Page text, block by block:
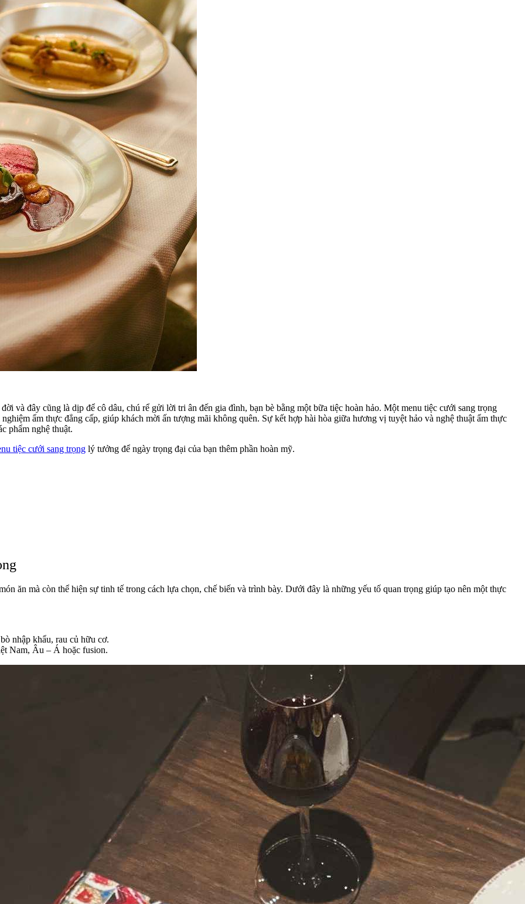
và đây cũng là dịp để cô dâu, chú rể gửi lời tri ân đến gia đình, bạn bè bằng một bữa tiệc hoàn hảo. Một menu tiệc cưới sang trọng
ẩm thực đẳng cấp, giúp khách mời ấn tượng mãi không quên. Sự kết hợp hài hòa giữa hương vị tuyệt hảo và nghệ thuật ẩm thực
phẩm nghệ thuật.
tiệc cưới sang trọng lý tưởng để ngày trọng đại của bạn thêm phần hoàn mỹ.
ăn mà còn thể hiện sự tinh tế trong cách lựa chọn, chế biến và trình bày. Dưới đây là những yếu tố quan trọng giúp tạo nên một thực
nhập khẩu, rau củ hữu cơ.
Nam, Âu – Á hoặc fusion.